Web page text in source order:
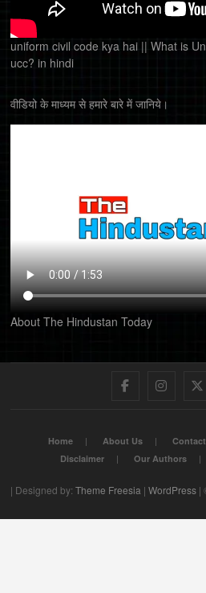
uniform civil code kya hai || What is
ucc? in hindi
वीडियो के माध्यम से हमारे बारे में जानिये।
About The Hindustan Today
Facebook
Home About Us
Disclaimer
Our Authors
| Designed by:Theme Freesia |WordPress |